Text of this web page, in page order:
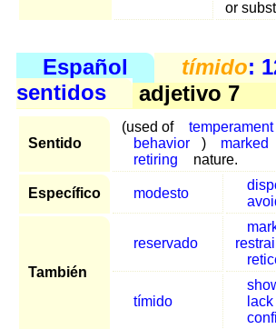
or
Español tímido:
sentidos
adjetivo 7
Sentido
(used of temperament
behavior
) marked
retiring
nature.
Específico modesto
También
reservado
tímido
lack